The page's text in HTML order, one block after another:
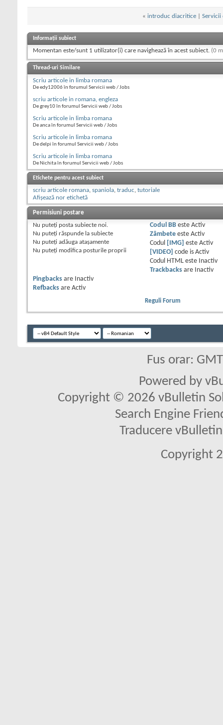
« introduc diacritice| Servicii
Informații subiect
Momentan este/sunt 1 utilizator(i) care navighează în acest subiect. (0
Thread-uri Similare
Scriu articole in limba romana
De edy12006 în forumul Servicii web / Jobs
scriu articole in romana, engleza
De grey10 în forumul Servicii web / Jobs
Scriu articole in limba romana
De anca în forumul Servicii web / Jobs
Scriu articole in limba romana
De delpi în forumul Servicii web / Jobs
Scriu articole in limba romana
De Nichita în forumul Servicii web / Jobs
Etichete pentru acest subiect
scriu articole romana, spaniola, traduc, tutoriale
Afișează nor etichetă
Permisiuni postare
Nu puteţi posta subiecte noi.
Nu puteţi răspunde la subiecte
Nu puteţi adăuga ataşamente
Nu puteţi modifica posturile proprii
Codul BBeste Activ
Zâmbeteeste Activ
Codul
[IMG] este Activ
[VIDEO] code is Activ
Codul HTML este
Inactiv
Trackbacksare
Inactiv
Pingbacks are
Inactiv
Refbacks are Activ
Reguli Forum
Fus orar:
Powered by
Copyright © 2026 vBulletin
Search Engine
Traducere
Copyright